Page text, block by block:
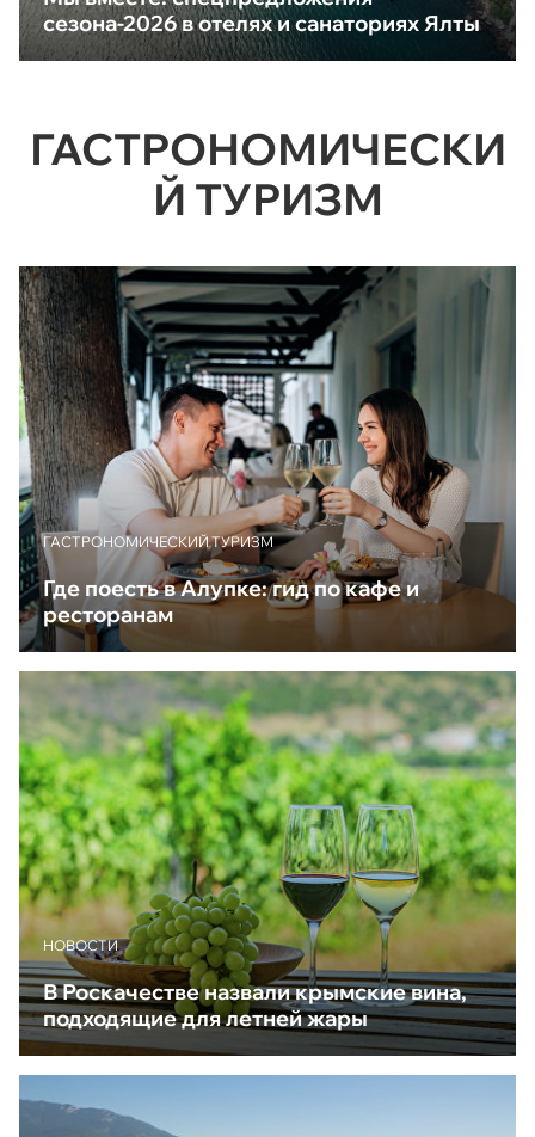
сезона-2026 в отелях и санаториях Ялты
ГАСТРОНОМИЧЕСКИ
Й ТУРИЗМ
ГАСТРОНОМИЧЕСКИЙ ТУРИЗМ
Где поесть в Алупке: гид по кафе и
ресторанам
НОВОСТИ
В Роскачестве назвали крымские вина,
подходящие для летней жары